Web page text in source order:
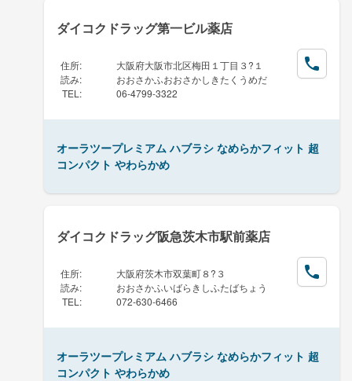
ダイコクドラッグ第一ビル薬店
住所:
大阪府大阪市北区梅田１丁目３?１
読み:
おおさかふおおさかしきたくうめだ
TEL : 06-4799-3322
オーラツープレミアム ハブラシ なめらかフィット 超
コンパクト やわらかめ
ダイコクドラッグ阪急茨木市駅前薬店
住所:
大阪府茨木市双葉町８?３
読み:
おおさかふいばらきしふたばちょう
TEL : 072-630-6466
オーラツープレミアム ハブラシ なめらかフィット 超
コンパクト やわらかめ